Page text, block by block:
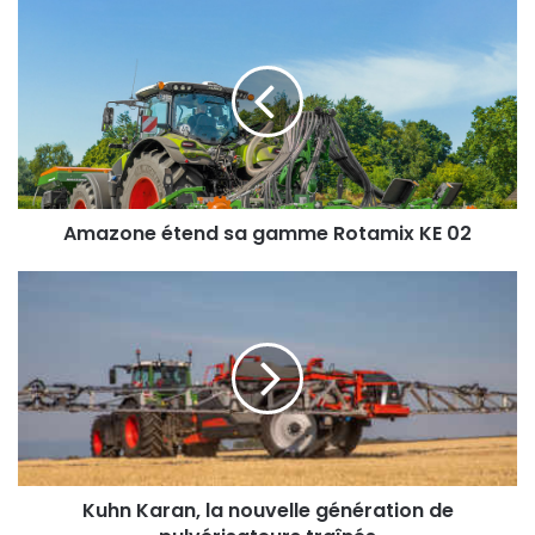
02
Amazone étend sa gamme Rotamix KE 02
génération
de
pulvérisateurs
traînés
Kuhn Karan, la nouvelle génération de